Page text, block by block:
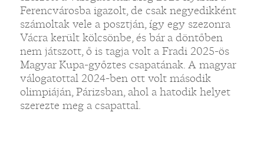
Ferencvárosba igazolt, de csak negyedikként
számoltak vele a posztján, így egy szezonra
Vácra került kölcsönbe, és bár a döntőben
nem játszott, ő is tagja volt a Fradi 2025-ös
Magyar Kupa-győztes csapatának. A magyar
válogatottal 2024-ben ott volt második
olimpiáján, Párizsban, ahol a hatodik helyet
szerezte meg a csapattal.